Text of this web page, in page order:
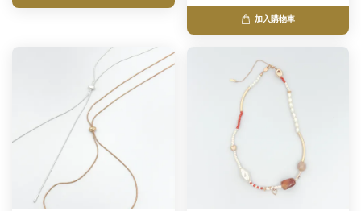
加入購物車